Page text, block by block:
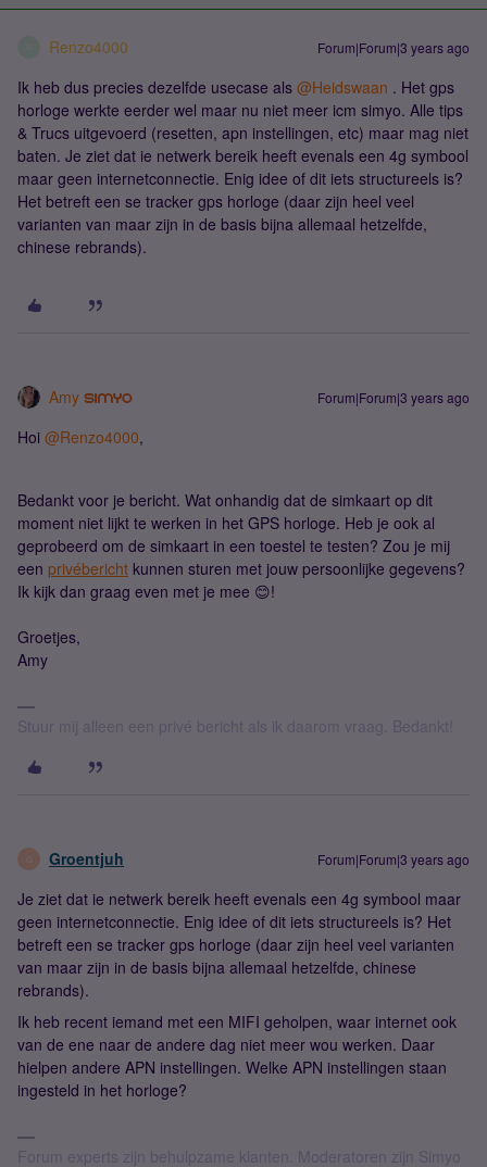
Renzo4000 Forum|Forum|3 years ago
Ik heb dus precies dezelfde usecase als @Heidswaan . Het gps
horloge werkte eerder wel maar nu niet meer icm simyo. Alle tips
& Trucs uitgevoerd (resetten, apn instellingen, etc) maar mag niet
baten. Je ziet dat ie netwerk bereik heeft evenals een 4g symbool
maar geen internetconnectie. Enig idee of dit iets structureels is?
Het betreft een se tracker gps horloge (daar zijn heel veel
varianten van maar zijn in de basis bijna allemaal hetzelfde,
chinese rebrands).
Amy Forum|Forum|3 years ago
Hoi @Renzo4000,
Bedankt voor je bericht. Wat onhandig dat de simkaart op dit
moment niet lijkt te werken in het GPS horloge. Heb je ook al
geprobeerd om de simkaart in een toestel te testen? Zou je mij
een privébericht kunnen sturen met jouw persoonlijke gegevens?
Ik kijk dan graag even met je mee 😊!
Groetjes,
Amy
Stuur mij alleen een privé bericht als ik daarom vraag. Bedankt!
G Groentjuh Forum|Forum|3 years ago
Je ziet dat ie netwerk bereik heeft evenals een 4g symbool maar
geen internetconnectie. Enig idee of dit iets structureels is? Het
betreft een se tracker gps horloge (daar zijn heel veel varianten
van maar zijn in de basis bijna allemaal hetzelfde, chinese
rebrands).
Ik heb recent iemand met een MIFI geholpen, waar internet ook
van de ene naar de andere dag niet meer wou werken. Daar
hielpen andere APN instellingen. Welke APN instellingen staan
ingesteld in het horloge?
Forum experts zijn behulpzame klanten. Moderatoren zijn Simyo